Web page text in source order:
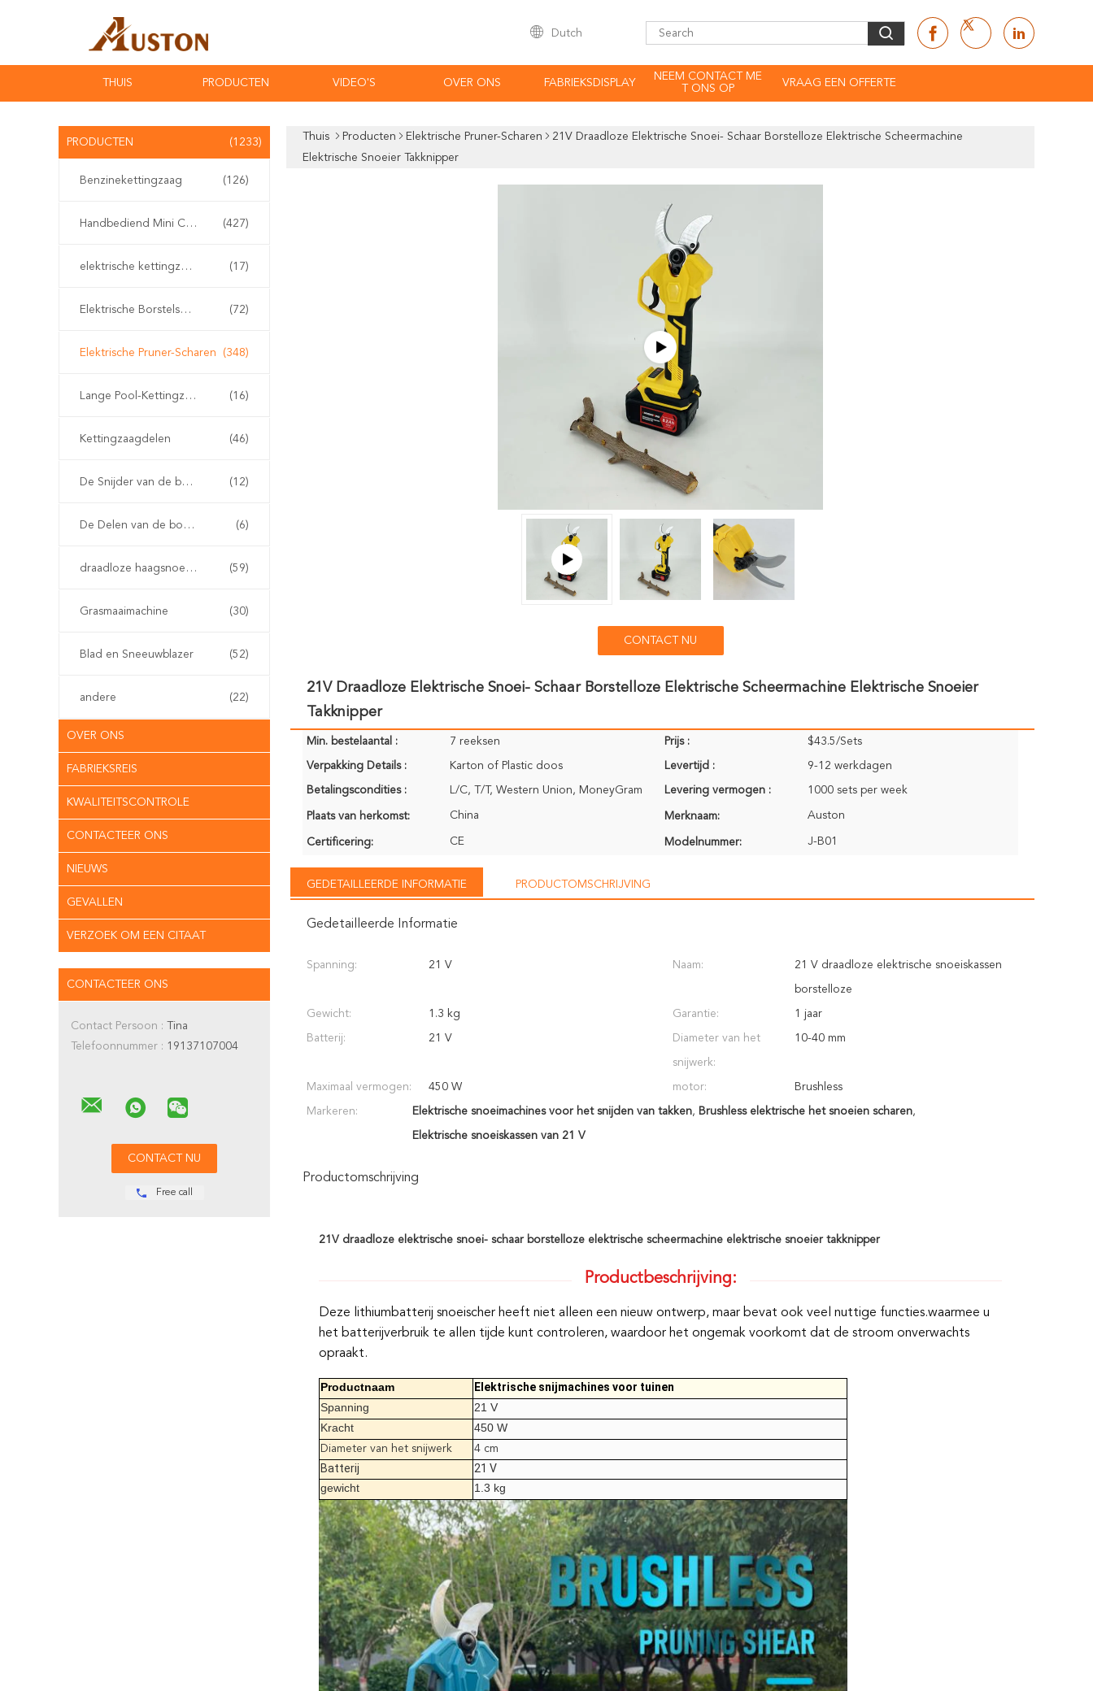
Dutch
THUIS PRODUCTEN VIDEO'S OVER ONS FABRIEKSDISPLAY
NEEM CONTACT ME
T ONS OP
VRAAG EEN OFFERTE
PRODUCTEN (1233)
Benzinekettingzaag (126)
Handbediend Mini Chainsaw (427)
elektrische kettingzaag (17)
Elektrische Borstelsnijder (72)
Elektrische Pruner-Scharen (348)
Lange Pool-Kettingzaag (16)
Kettingzaagdelen (46)
De Snijder van de benzineborstel (12)
De Delen van de borstelsnijder (6)
draadloze haagsnoeischaar (59)
Grasmaaimachine (30)
Blad en Sneeuwblazer (52)
andere (22)
OVER ONS
FABRIEKSREIS
KWALITEITSCONTROLE
CONTACTEER ONS
NIEUWS
GEVALLEN
VERZOEK OM EEN CITAAT
CONTACTEER ONS
Contact Persoon : Tina
Telefoonnummer : 19137107004
Free call
Thuis Producten Elektrische Pruner-Scharen
21V Draadloze Elektrische Snoei- Schaar Borstelloze Elektrische Scheermachine
Elektrische Snoeier Takknipper
CONTACT NU
21V Draadloze Elektrische Snoei- Schaar Borstelloze Elektrische Scheermachine Elektrische Snoeier
Takknipper
Min. bestelaantal : 7 reeksen Prijs : $43.5/Sets
Verpakking Details : Karton of Plastic doos Levertijd : 9-12 werkdagen
Betalingscondities : L/C, T/T, Western Union, MoneyGram Levering vermogen : 1000 sets per week
Plaats van herkomst: China Merknaam: Auston
Certificering: CE Modelnummer: J-B01
GEDETAILLEERDE INFORMATIE PRODUCTOMSCHRIJVING
Gedetailleerde Informatie
Spanning: 21 V Naam: 21 V draadloze elektrische snoeiskassen
borstelloze
Gewicht: 1.3 kg Garantie: 1 jaar
Batterij: 21 V Diameter van het
snijwerk:
10-40 mm
Maximaal vermogen: 450 W motor: Brushless
Markeren: Elektrische snoeimachines voor het snijden van takken, Brushless elektrische het snoeien scharen,
Elektrische snoeiskassen van 21 V
Productomschrijving
21V draadloze elektrische snoei- schaar borstelloze elektrische scheermachine elektrische snoeier takknipper
Productbeschrijving:
Deze lithiumbatterij snoeischer heeft niet alleen een nieuw ontwerp, maar bevat ook veel nuttige functies.waarmee u
het batterijverbruik te allen tijde kunt controleren, waardoor het ongemak voorkomt dat de stroom onverwachts
opraakt.
Productnaam
Elektrische snijmachines voor tuinen
Spanning
21 V
Kracht
450 W
Diameter van het snijwerk 4 cm
Batterij
21 V
gewicht
1.3 kg